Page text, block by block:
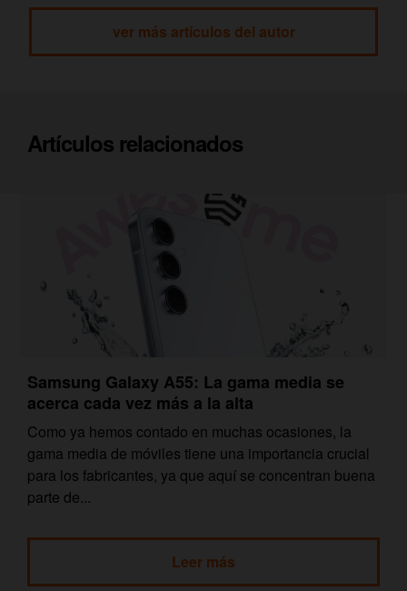
ver más artículos del autor
Artículos relacionados
Samsung Galaxy A55: La gama media se
acerca cada vez más a la alta
Como ya hemos contado en muchas ocasiones, la
gama media de móviles tiene una importancia crucial
para los fabricantes, ya que aquí se concentran buena
parte de...
Leer más